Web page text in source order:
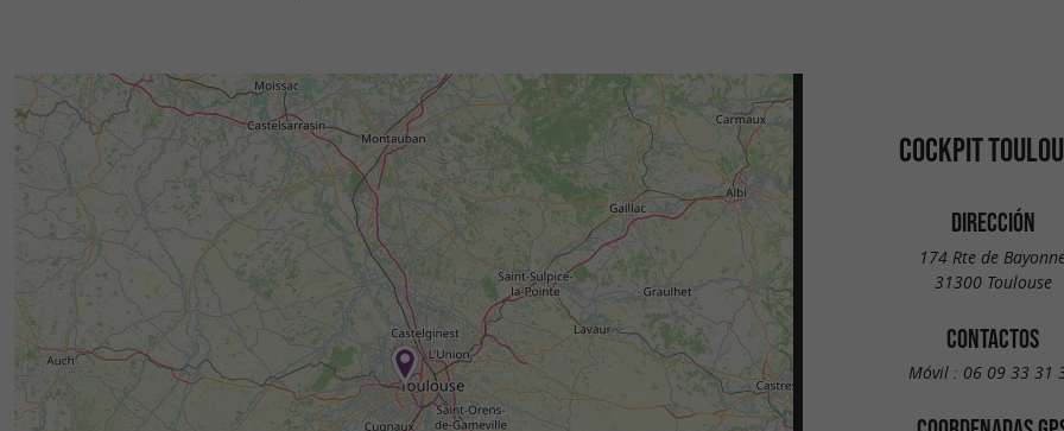
COCKPIT
DIRECCIÓN
174 Rte de
31300 Toulouse
CONTACTOS
Móvil : 06 09 33 31